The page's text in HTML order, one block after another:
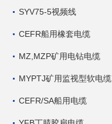
SYV75-5视频线
CEFR船用橡套电缆
MZ,MZP矿用电钻电缆
MYPTJ矿用监视型软电缆
CEFR/SA船用电缆